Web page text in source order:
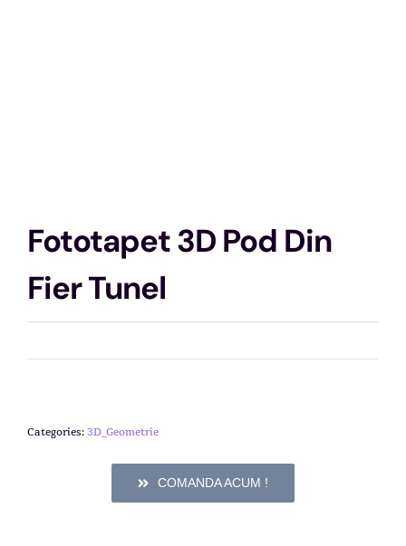
Fototapet 3D Pod Din
Fier Tunel
Categories:3D_Geometrie
COMANDA ACUM !